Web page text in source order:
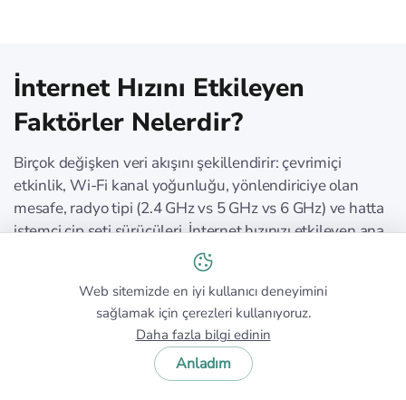
İnternet Hızını Etkileyen
Faktörler Nelerdir?
Birçok değişken veri akışını şekillendirir: çevrimiçi
etkinlik, Wi-Fi kanal yoğunluğu, yönlendiriciye olan
mesafe, radyo tipi (2.4 GHz vs 5 GHz vs 6 GHz) ve hatta
istemci çip seti sürücüleri. İnternet hızınızı etkileyen ana
şey çevrimiçi etkinliğinizdir.
İNTERNET HIZINIZI ETKILEYEN
ANA ŞEY ÇEVRIMIÇI
ETKINLIĞINIZDIR
Web sitemizde en iyi kullanıcı deneyimini
sağlamak için çerezleri kullanıyoruz.
Daha fazla bilgi edinin
Anladım